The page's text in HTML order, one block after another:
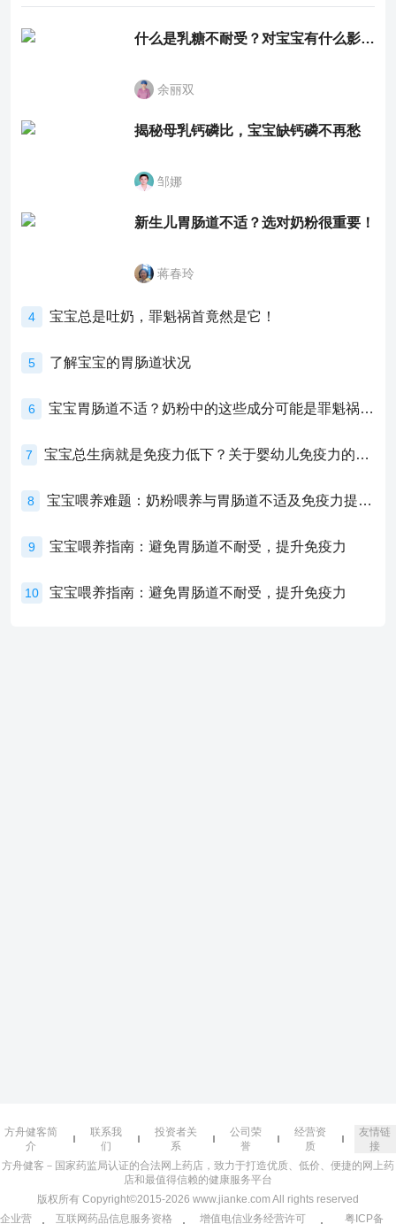
什么是乳糖不耐受？对宝宝有什么影响？
余丽双
揭秘母乳钙磷比，宝宝缺钙磷不再愁
邹娜
新生儿胃肠道不适？选对奶粉很重要！
蒋春玲
4 宝宝总是吐奶，罪魁祸首竟然是它！
5 了解宝宝的胃肠道状况
6 宝宝胃肠道不适？奶粉中的这些成分可能是罪魁祸首！
7 宝宝总生病就是免疫力低下？关于婴幼儿免疫力的真相，家长必须了解！
8 宝宝喂养难题：奶粉喂养与胃肠道不适及免疫力提升的奥秘
9 宝宝喂养指南：避免胃肠道不耐受，提升免疫力
10 宝宝喂养指南：避免胃肠道不耐受，提升免疫力
方舟健客简
介
联系我
们
投资者关
系
公司荣
誉
经营资
质
友情链
接
方舟健客－国家药监局认证的合法网上药店，致力于打造优质、低价、便捷的网上药
店和最值得信赖的健康服务平台
版权所有 Copyright©2015-2026 www.jianke.com All rights reserved
企业营
互联网药品信息服务资格 增值电信业务经营许可 粤ICP备